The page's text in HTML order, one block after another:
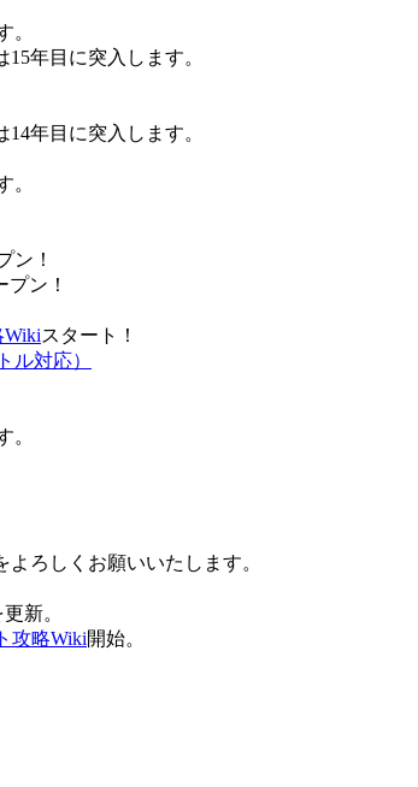
。
年目に突入します。
年目に突入します。
。
ン！
プン！
Wikiスタート！
ル対応）
。
よろしくお願いいたします。
更新。
攻略Wiki開始。